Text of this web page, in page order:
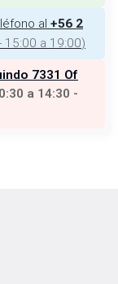
al +56 2
15:00 a 19:00)
7331 Of
a 14:30 -